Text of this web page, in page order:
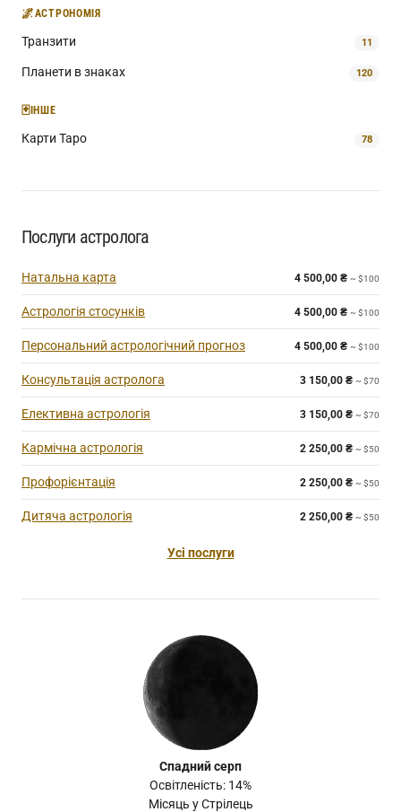
🌌АСТРОНОМІЯ
Транзити 11
Планети в знаках 120
🃏ІНШЕ
Карти Таро 78
Послуги астролога
Натальна карта 4 500,00 ₴ ~ $100
Астрологія стосунків 4 500,00 ₴ ~ $100
Персональний астрологічний прогноз 4 500,00 ₴ ~ $100
Консультація астролога 3 150,00 ₴ ~ $70
Елективна астрологія 3 150,00 ₴ ~ $70
Кармічна астрологія 2 250,00 ₴ ~ $50
Профорієнтація 2 250,00 ₴ ~ $50
Дитяча астрологія 2 250,00 ₴ ~ $50
Усі послуги
Спадний серп
Освітленість: 14%
Місяць у Стрілець